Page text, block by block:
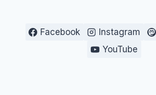
Facebook Instagram
YouTube